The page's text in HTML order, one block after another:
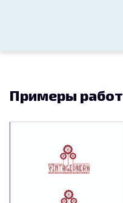
Примеры работ